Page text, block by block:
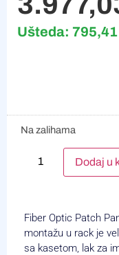
Ušteda: 795,41
Na zalihama
Dodaj u
Fiber Optic Patch
montažu u rack je
sa kasetom, lak za